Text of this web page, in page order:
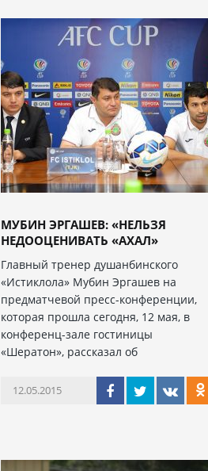
МУБИН ЭРГАШЕВ: «НЕЛЬЗЯ
НЕДООЦЕНИВАТЬ «АХАЛ»
Главный тренер душанбинского
«Истиклола» Мубин Эргашев на
предматчевой пресс-конференции,
которая прошла сегодня, 12 мая, в
конференц-зале гостиницы
«Шератон», рассказал об
12.05.2015